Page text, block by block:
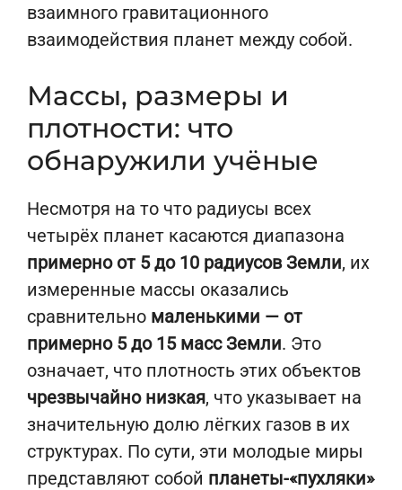
взаимного гравитационного
взаимодействия планет между собой.
Массы, размеры и
плотности: что
обнаружили учёные
Несмотря на то что радиусы всех
четырёх планет касаются диапазона
примерно от 5 до 10 радиусов Земли, их
измеренные массы оказались
сравнительно маленькими — от
примерно 5 до 15 масс Земли. Это
означает, что плотность этих объектов
чрезвычайно низкая, что указывает на
значительную долю лёгких газов в их
структурах. По сути, эти молодые миры
представляют собой планеты-«пухляки»